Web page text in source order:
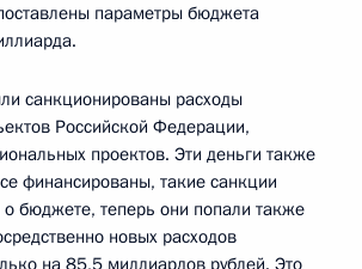
параметры бюджета
санкционированы расходы
Российской Федерации,
проектов. Эти деньги также
финансированы, такие санкции
бюджете, теперь они попали также
новых расходов
на 85,5 миллиардов рублей. Это